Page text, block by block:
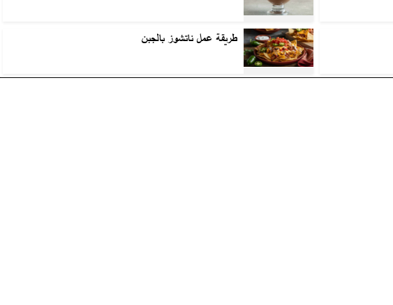
طريقة عمل ناتشوز بالجبن